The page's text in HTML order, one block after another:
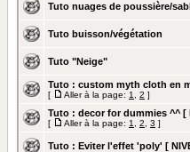
Tuto nuages de poussière/
Tuto buisson/végétation
Tuto "Neige"
Tuto : custom myth cloth en
[ Aller à la page: 1 2 ]
Tuto : decor for dummies ^^ [
[ Aller à la page: 1 2 3 ]
Tuto : Eviter l'effet 'poly' [